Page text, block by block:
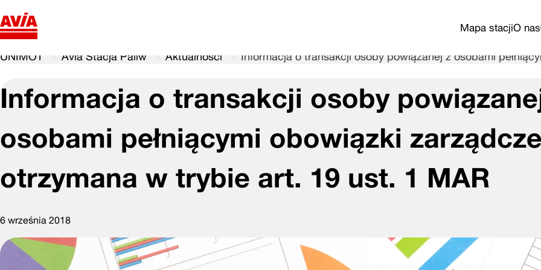
Mapa stacjiO nas
UNIMOT Avia Stacja Paliw Aktualności Informacja o transakcji osoby powiązanej z osobami
Informacja o transakcji osoby
osobami pełniącymi obowiązki
otrzymana w trybie art. 19 ust. 1 MAR
6 września 2018